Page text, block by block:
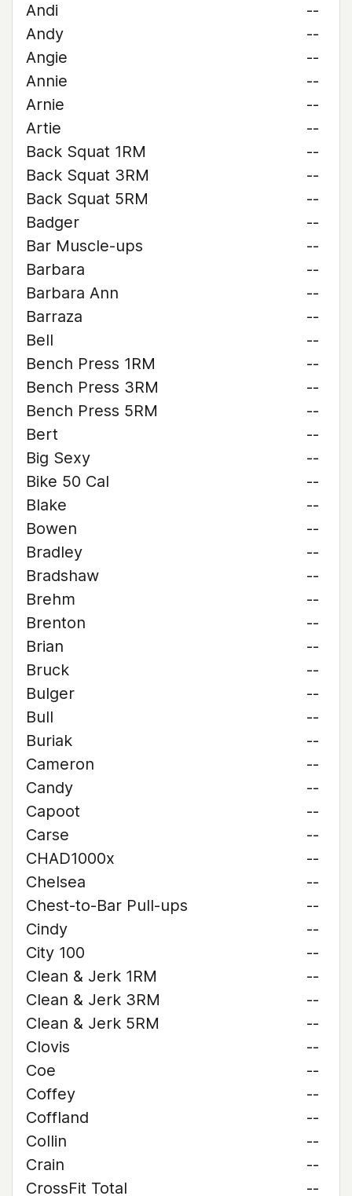
Andi
--
Andy
--
Angie
--
Annie
--
Arnie
--
Artie
--
Back Squat 1RM
--
Back Squat 3RM
--
Back Squat 5RM
--
Badger
--
Bar Muscle-ups
--
Barbara
--
Barbara Ann
--
Barraza
--
Bell
--
Bench Press 1RM
--
Bench Press 3RM
--
Bench Press 5RM
--
Bert
--
Big Sexy
--
Bike 50 Cal
--
Blake
--
Bowen
--
Bradley
--
Bradshaw
--
Brehm
--
Brenton
--
Brian
--
Bruck
--
Bulger
--
Bull
--
Buriak
--
Cameron
--
Candy
--
Capoot
--
Carse
--
CHAD1000x
--
Chelsea
--
Chest-to-Bar Pull-ups
--
Cindy
--
City 100
--
Clean & Jerk 1RM
--
Clean & Jerk 3RM
--
Clean & Jerk 5RM
--
Clovis
--
Coe
--
Coffey
--
Coffland
--
Collin
--
Crain
--
CrossFit Total
--